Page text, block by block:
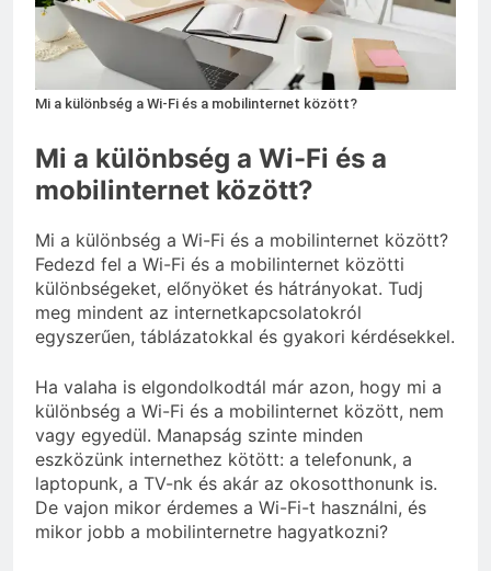
3 Nap Ezelőtt
Mi a különbség a Wi-Fi és a mobilinternet között?
Mi a különbség a Wi-Fi és a
mobilinternet között?
Mi a különbség a Wi-Fi és a mobilinternet között?
Fedezd fel a Wi-Fi és a mobilinternet közötti
különbségeket, előnyöket és hátrányokat. Tudj
meg mindent az internetkapcsolatokról
egyszerűen, táblázatokkal és gyakori kérdésekkel.
Ha valaha is elgondolkodtál már azon, hogy mi a
különbség a Wi-Fi és a mobilinternet között, nem
vagy egyedül. Manapság szinte minden
eszközünk internethez kötött: a telefonunk, a
laptopunk, a TV-nk és akár az okosotthonunk is.
De vajon mikor érdemes a Wi-Fi-t használni, és
mikor jobb a mobilinternetre hagyatkozni?